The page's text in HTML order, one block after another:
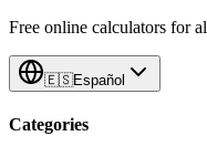
Free online calculators for
🇪🇸Español
Categories